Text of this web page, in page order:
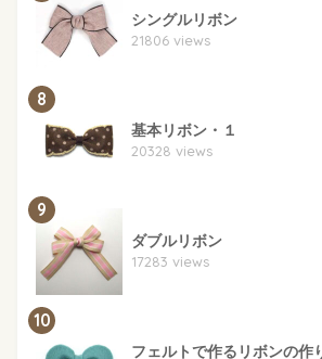
シングルリボン
21806 views
8
基本リボン・１
20328 views
9
ダブルリボン
17283 views
10
フェルトで作るリボンの作